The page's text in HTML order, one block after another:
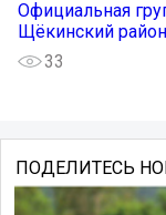
Официальная
Щёкинский район
33
ПОДЕЛИТЕСЬ